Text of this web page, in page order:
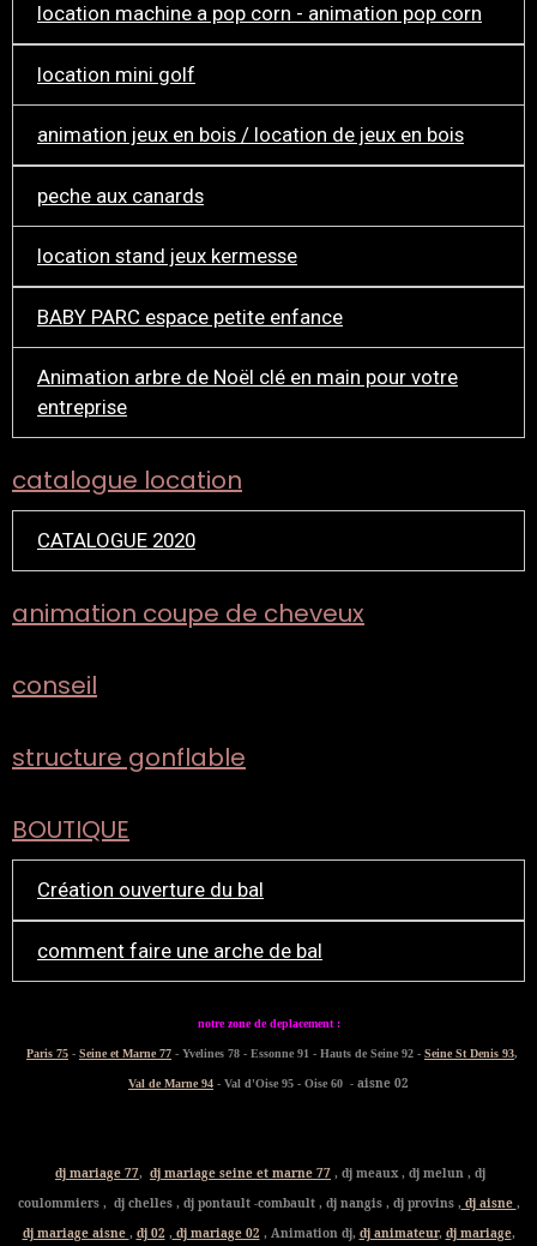
location machine a pop corn - animation pop corn
location mini golf
animation jeux en bois / location de jeux en bois
peche aux canards
location stand jeux kermesse
BABY PARC espace petite enfance
Animation arbre de Noël clé en main pour votre
entreprise
catalogue location
CATALOGUE 2020
animation coupe de cheveux
conseil
structure gonflable
BOUTIQUE
Création ouverture du bal
comment faire une arche de bal
notre zone de deplacement :
Paris 75 - Seine et Marne 77 - Yvelines 78 - Essonne 91 - Hauts de Seine 92 - Seine St Denis 93,
Val de Marne 94 - Val d'Oise 95 - Oise 60 - aisne 02
dj mariage 77, dj mariage seine et marne 77 , dj meaux , dj melun , dj
coulommiers , dj chelles , dj pontault -combault , dj nangis , dj provins , dj aisne ,
dj mariage aisne , dj 02 , dj mariage 02 , Animation dj, dj animateur, dj mariage,